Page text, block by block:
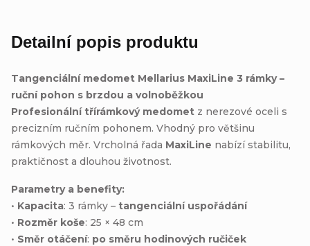
Detailní popis produktu
Tangenciální medomet Mellarius MaxiLine 3 rámky –
ruční pohon s brzdou a volnoběžkou
Profesionální třírámkový medomet z nerezové oceli s
precizním ručním pohonem. Vhodný pro většinu
rámkových měr. Vrcholná řada MaxiLine nabízí stabilitu,
praktičnost a dlouhou životnost.
Parametry a benefity:
• Kapacita: 3 rámky – tangenciální uspořádání
• Rozměr koše: 25 × 48 cm
• Směr otáčení: po směru hodinových ručiček